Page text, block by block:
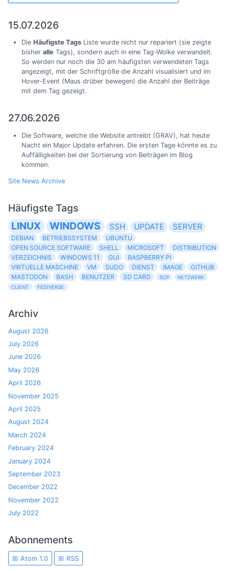
15.07.2026
Die Häufigste TagsListe wurde nicht nur repariert (sie zeigte
bisher alleTags), sondern auch in eine Tag-Wolke verwandelt.
So werden nur noch die 30 am häufigsten verwendeten Tags
angezeigt, mit der Schriftgröße die Anzahl visualisiert und im
Hover-Event (Maus drüber bewegen) die Anzahl der Beiträge
mit dem Tag gezeigt.
27.06.2026
Die Software, welche die Website antreibt (GRAV), hat heute
Nacht ein Major Update erfahren. Die ersten Tage könnte es zu
Auffälligkeiten bei der Sortierung von Beiträgen im Blog
kommen.
Site News Archive
Häufigste Tags
LINUX
WINDOWS SSH UPDATE SERVER
DEBIAN BETRIEBSSYSTEM
UBUNTU
OPEN SOURCE SOFTWARE
SHELL MICROSOFT
DISTRIBUTION
VERZEICHNIS
WINDOWS 11 GUI
RASPBERRY PI
VIRTUELLE MASCHINE
VM SUDO DIENST IMAGE
GITHUB
MASTODON
BASH BENUTZER SD CARD SCP
NETZWERK
CLIENT
FEDIVERSE
Archiv
August 2026
July 2026
June 2026
May 2026
April 2026
November 2025
April 2025
August 2024
March 2024
February 2024
January 2024
September 2023
December 2022
November 2022
July 2022
Abonnements
Atom 1.0 RSS